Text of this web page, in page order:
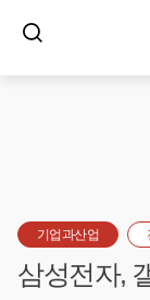
기업과산업
삼성전자,